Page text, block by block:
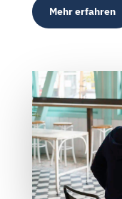
Mehr erfahren